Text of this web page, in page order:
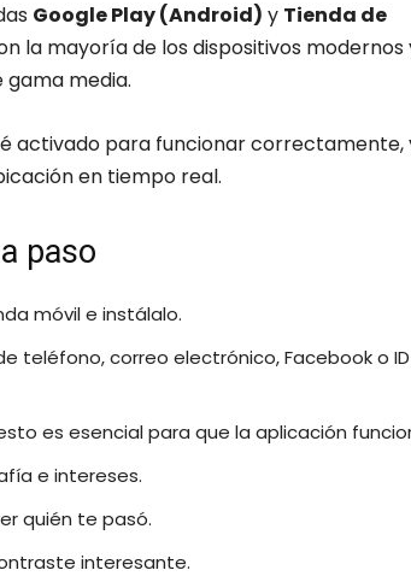
Google Play (Android) y Tienda de
la mayoría de los dispositivos modernos
gama media.
activado para funcionar correctamente,
en tiempo real.
paso
móvil e instálalo.
teléfono, correo electrónico, Facebook o
es esencial para que la aplicación
e intereses.
quién te pasó.
interesante.